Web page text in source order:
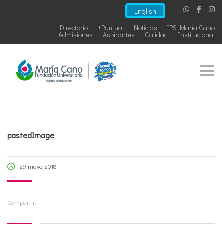
English
IPS María Cano
Noticias
+Puntual
Directorio
Institucional
Calidad
Aspirantes
Admisiones
pastedImage
29 mayo, 2018
Compartir: